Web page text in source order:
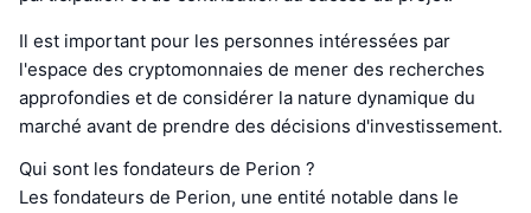
Il est important pour les personnes intéressées par
l'espace des cryptomonnaies de mener des recherches
approfondies et de considérer la nature dynamique du
marché avant de prendre des décisions d'investissement.
Qui sont les fondateurs de Perion ?
Les fondateurs de Perion, une entité notable dans le